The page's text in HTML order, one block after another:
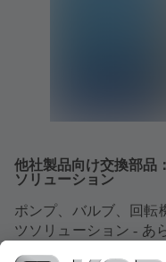
他社製品向け交換部品
ソリューション
ポンプ、バルブ、回転
ツソリューション - あ
リエンジニアリング